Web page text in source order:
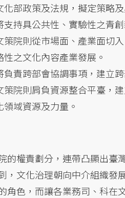
化部政策及法規，擬定策略
支持具公共性、實驗性之青
策院則從市場面、產業面切
性之文化內容產業發展。
負責跨部會協調事項，建立
策院則肩負資源整合平臺，
領域資源及力量。
的權責劃分，連帶凸顯出臺
，文化治理朝向中介組織發
角色，而讓各業務司、科在